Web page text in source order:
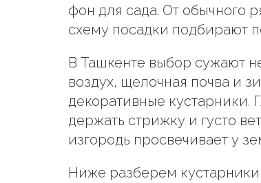
фон для сада. От обычного
схему посадки подбирают
В Ташкенте выбор сужают
воздух, щелочная почва и
декоративные кустарники.
держать стрижку и густо
изгородь просвечивает у
Ниже разберем